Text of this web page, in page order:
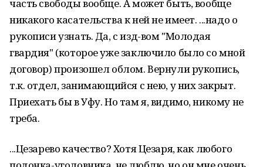
часть свободы вооб­ще. А может быть, вообще
никакого касательства к ней не имеет. ...надо о
рукописи узнать. Да, с изд-вом "Молодая
гвардия" (которое уже заключило было со мной
договор) произо­шел облом. Вернули рукопись,
т.к. отдел, занимающийся с нею, у них закрыт.
Приехать бы в Уфу. Но там я, видимо, никому не
треба.
...Цезарево качество? Хотя Цезаря, как любого